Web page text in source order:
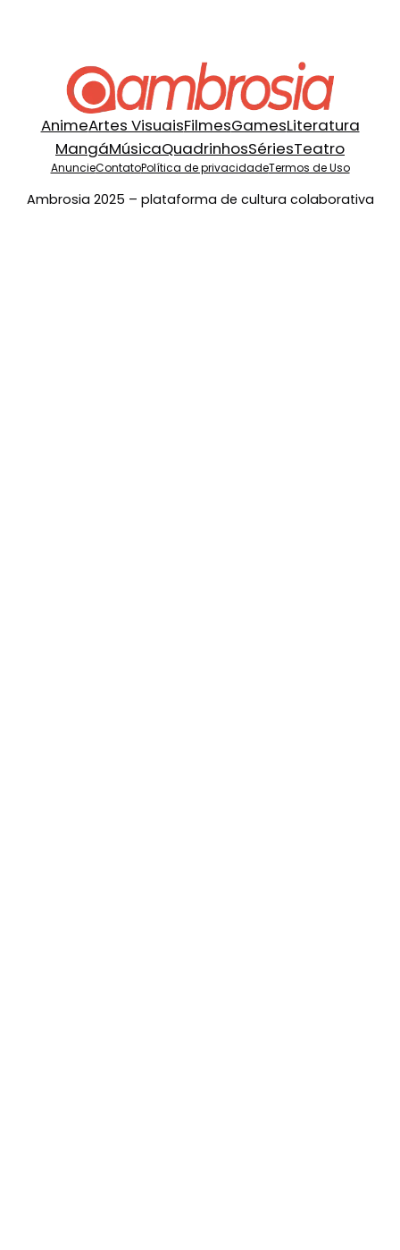
AnimeArtes VisuaisFilmesGamesLiteratura
MangáMúsicaQuadrinhosSériesTeatro
AnuncieContatoPolítica de privacidadeTermos de Uso
Ambrosia 2025 – plataforma de cultura colaborativa